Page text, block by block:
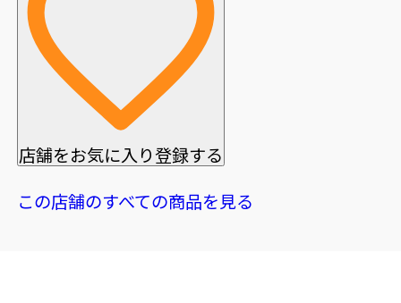
店舗をお気に入り登録する
この店舗のすべての商品を見る